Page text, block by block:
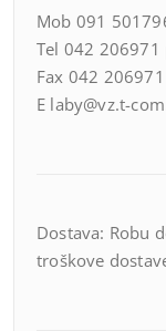
Mob 091
Tel 042
Fax 042
E laby@vz.t-
Dostava: Robu
troškove